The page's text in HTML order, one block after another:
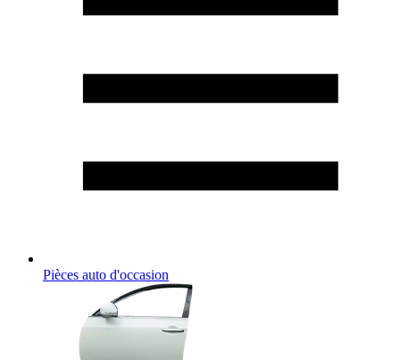
Pièces auto d'occasion